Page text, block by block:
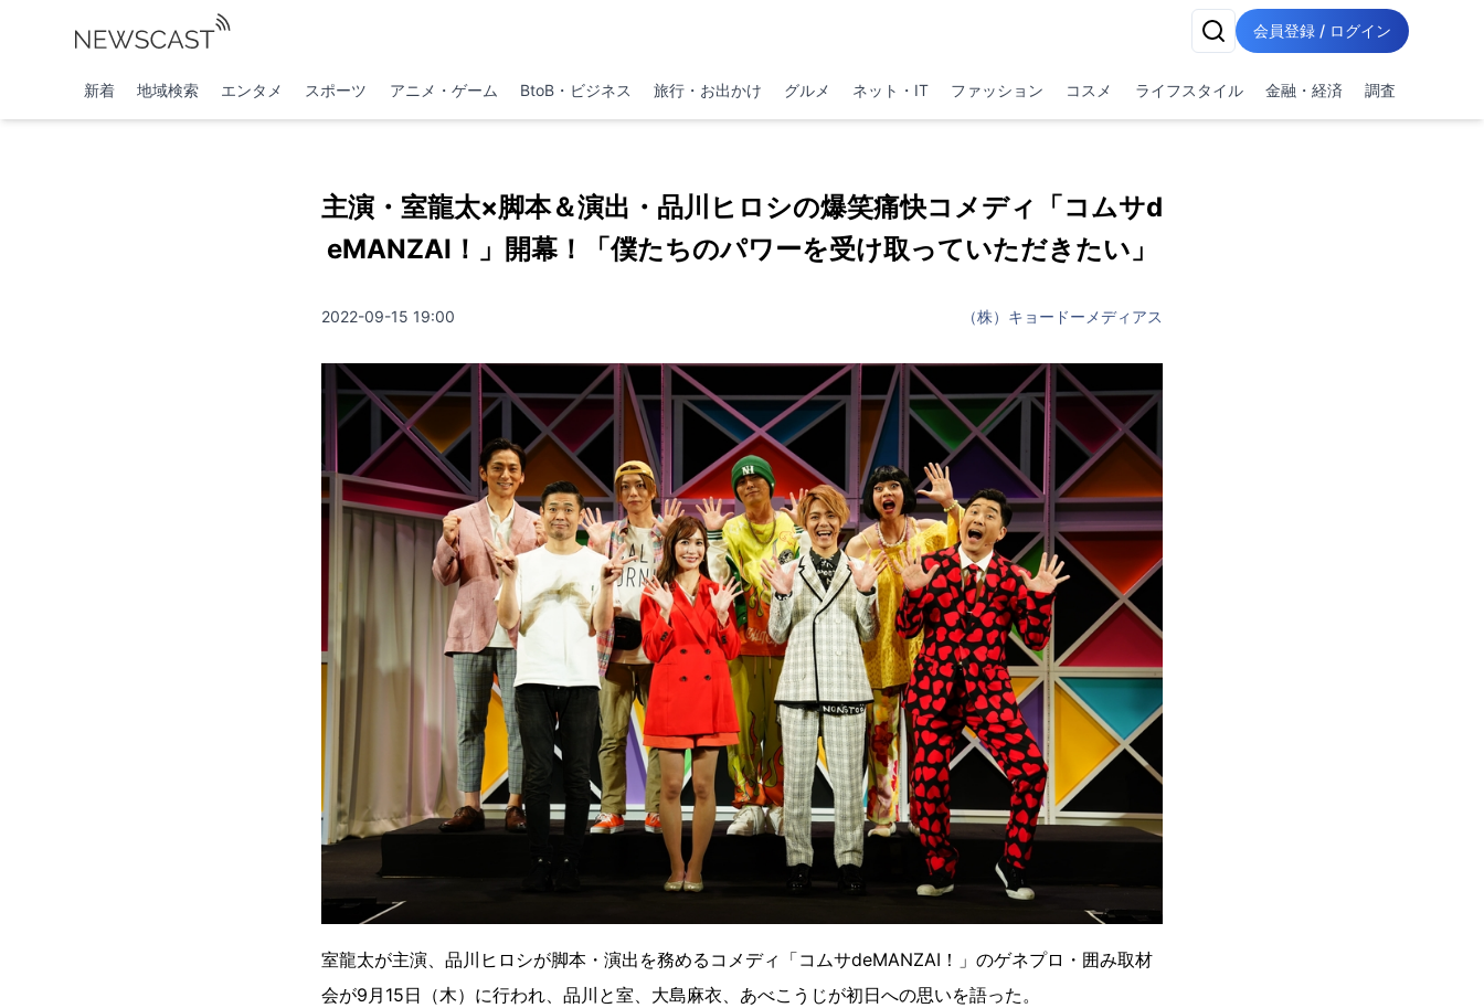
会員登録 / ログイン
新着 地域検索 エンタメ スポーツ アニメ・ゲーム BtoB・ビジネス 旅行・お出かけ グルメ ネット・IT ファッション コスメ ライフスタイル 金融・経済 調査
主演・室龍太×脚本＆演出・品川ヒロシの爆笑痛快コメディ「コムサd
eMANZAI！」開幕！「僕たちのパワーを受け取っていただきたい」
2022-09-15 19:00 （株）キョードーメディアス
室龍太が主演、品川ヒロシが脚本・演出を務めるコメディ「コムサdeMANZAI！」のゲネプロ・囲み取材
会が9月15日（木）に行われ、品川と室、大島麻衣、あべこうじが初日への思いを語った。